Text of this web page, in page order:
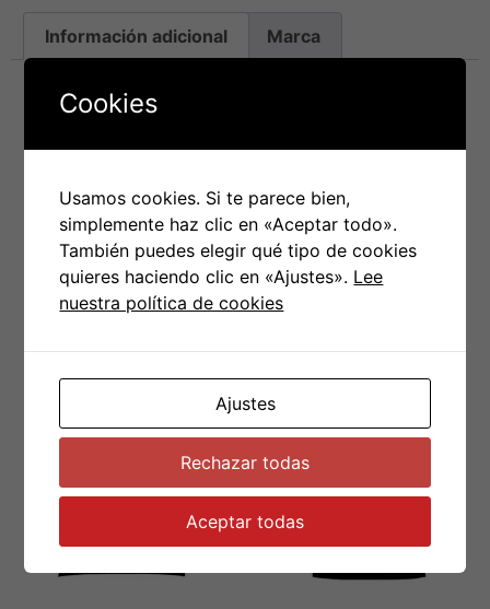
Información adicional Marca
Información adicional
PRODUCTOS RELACIONADOS
Cookies
Usamos cookies. Si te parece bien,
simplemente haz clic en «Aceptar todo».
También puedes elegir qué tipo de cookies
quieres haciendo clic en «Ajustes». Lee
nuestra política de cookies
Ajustes
Rechazar todas
Aceptar todas